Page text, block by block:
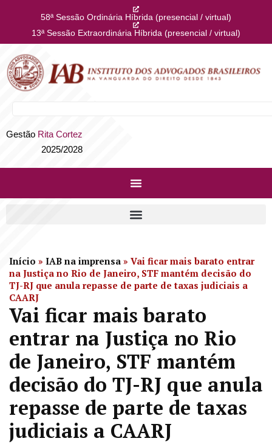
58ª Sessão Ordinária Híbrida (presencial / virtual)
13ª Sessão Extraordinária Híbrida (presencial / virtual)
Gestão Rita Cortez
2025/2028
Início » IAB na imprensa » Vai ficar mais barato entrar
na Justiça no Rio de Janeiro, STF mantém decisão do
TJ-RJ que anula repasse de parte de taxas judiciais a
CAARJ
Vai ficar mais barato
entrar na Justiça no Rio
de Janeiro, STF mantém
decisão do TJ-RJ que anula
repasse de parte de taxas
judiciais a CAARJ